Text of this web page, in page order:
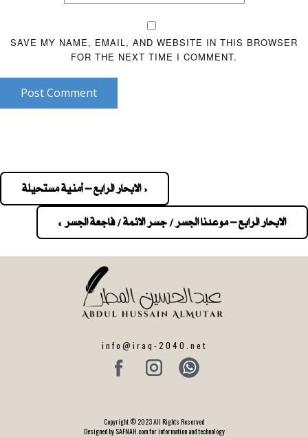
SAVE MY NAME, EMAIL, AND WEBSITE IN THIS BROWSER
FOR THE NEXT TIME I COMMENT.
Post Comment
navigation
« الابحار الرابع – أمنية مستحيلة
الابحار الرابع – موعدنا الجسر / جسر الائمة / فاجعة الجسر »
info@iraq-2040.net
Copyright © 2023 All Rights Reserved
Designed by SAFNAH.com for information and technology